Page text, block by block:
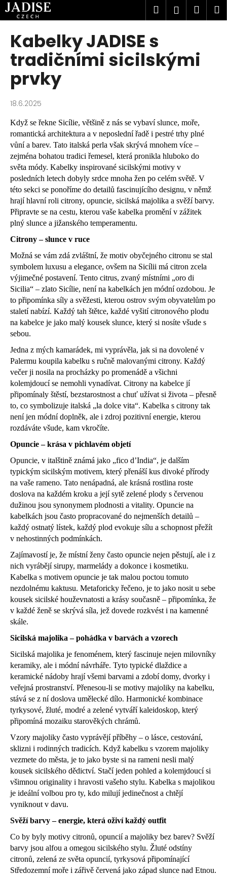
Přejít
na
obsah
Hledat
Kabelky JADISE s
tradičními sicilskými
prvky
18.6.2025
Když se řekne Sicílie, většině z nás se vybaví slunce, moře,
romantická architektura a v neposlední řadě i pestré trhy plné
vůní a barev. Tato italská perla však skrývá mnohem více –
zejména bohatou tradici řemesel, která pronikla hluboko do
světa módy. Kabelky inspirované sicilskými motivy v
posledních letech dobyly srdce mnoha žen po celém světě. V
této sekci se ponoříme do detailů fascinujícího designu, v němž
hrají hlavní roli citrony, opuncie, sicilská majolika a svěží barvy.
Připravte se na cestu, kterou vaše kabelka promění v zážitek
plný slunce a jižanského temperamentu.
Citrony – slunce v ruce
Možná se vám zdá zvláštní, že motiv obyčejného citronu se stal
symbolem luxusu a elegance, ovšem na Sicílii má citron zcela
výjimečné postavení. Tento citrus, zvaný místními „oro di
Sicilia“ – zlato Sicílie, není na kabelkách jen módní ozdobou. Je
to připomínka síly a svěžesti, kterou ostrov svým obyvatelům po
staletí nabízí. Každý tah štětce, každé vyšití citronového plodu
na kabelce je jako malý kousek slunce, který si nosíte všude s
sebou.
Jedna z mých kamarádek, mi vyprávěla, jak si na dovolené v
Palermu koupila kabelku s ručně malovanými citrony. Každý
večer ji nosila na procházky po promenádě a všichni
kolemjdoucí se nemohli vynadívat. Citrony na kabelce jí
připomínaly štěstí, bezstarostnost a chuť užívat si života – přesně
to, co symbolizuje italská „la dolce vita“. Kabelka s citrony tak
není jen módní doplněk, ale i zdroj pozitivní energie, kterou
rozdáváte všude, kam vkročíte.
Opuncie – krása v pichlavém objetí
Opuncie, v italštině známá jako „fico d’India“, je dalším
typickým sicilským motivem, který přenáší kus divoké přírody
na vaše rameno. Tato nenápadná, ale krásná rostlina roste
doslova na každém kroku a její sytě zelené plody s červenou
dužinou jsou synonymem plodnosti a vitality. Opuncie na
kabelkách jsou často propracované do nejmenších detailů –
každý ostnatý lístek, každý plod evokuje sílu a schopnost přežít
v nehostinných podmínkách.
Zajímavostí je, že místní ženy často opuncie nejen pěstují, ale i z
nich vyrábějí sirupy, marmelády a dokonce i kosmetiku.
Kabelka s motivem opuncie je tak malou poctou tomuto
nezdolnému kaktusu. Metaforicky řečeno, je to jako nosit u sebe
kousek sicilské houževnatosti a krásy současně – připomínka, že
v každé ženě se skrývá síla, jež dovede rozkvést i na kamenné
skále.
Sicilská majolika – pohádka v barvách a vzorech
Sicilská majolika je fenoménem, který fascinuje nejen milovníky
keramiky, ale i módní návrháře. Tyto typické dlaždice a
keramické nádoby hrají všemi barvami a zdobí domy, dvorky i
veřejná prostranství. Přenesou-li se motivy majoliky na kabelku,
stává se z ní doslova umělecké dílo. Harmonické kombinace
tyrkysové, žluté, modré a zelené vytváří kaleidoskop, který
připomíná mozaiku starověkých chrámů.
Vzory majoliky často vyprávějí příběhy – o lásce, cestování,
sklizni i rodinných tradicích. Když kabelku s vzorem majoliky
vezmete do města, je to jako byste si na rameni nesli malý
kousek sicilského dědictví. Stačí jeden pohled a kolemjdoucí si
všimnou originality i hravosti vašeho stylu. Kabelka s majolikou
je ideální volbou pro ty, kdo milují jedinečnost a chtějí
vyniknout v davu.
Svěží barvy – energie, která oživí každý outfit
Co by byly motivy citronů, opuncií a majoliky bez barev? Svěží
barvy jsou alfou a omegou sicilského stylu. Žluté odstíny
citronů, zelená ze světa opuncií, tyrkysová připomínající
Středozemní moře i zářivě červená jako západ slunce nad Etnou.
K
o
C
o
p
o
t
ř
e
b
u
j
e
t
e
n
a
j
í
t
?
HLEDAT